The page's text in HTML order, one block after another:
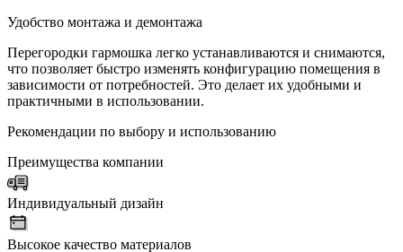
Удобство монтажа и демонтажа
Перегородки гармошка легко устанавливаются и снимаются,
что позволяет быстро изменять конфигурацию помещения в
зависимости от потребностей. Это делает их удобными и
практичными в использовании.
Рекомендации по выбору и использованию
Преимущества компании
Индивидуальный дизайн
Высокое качество материалов